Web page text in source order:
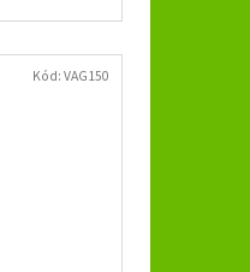
Kód:VAG150